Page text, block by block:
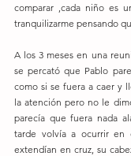
comparar ,cada niño es
tranquilizarme pensando
A los 3 meses en una
se percató que Pablo
como si se fuera a caer y
la atención pero no le
parecía que fuera nada
tarde volvía a ocurrir en
extendían en cruz, su